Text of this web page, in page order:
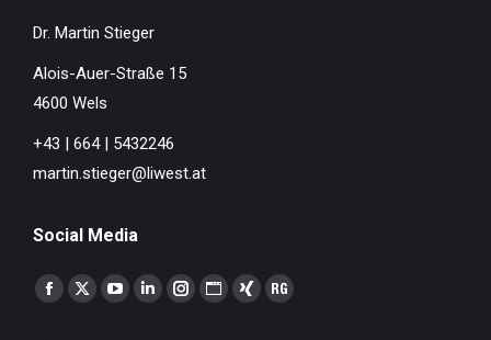
Dr. Martin Stieger
Alois-Auer-Straße 15
4600 Wels
+43 | 664 | 5432246
martin.stieger@liwest.at
Social Media
Finden Sie uns auf:
Facebook
X
YouTubeLinkedinInstagram
Website
XINGResearchGate